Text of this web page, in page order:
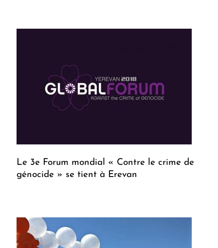
Le 3e Forum mondial « Contre le crime de
génocide » se tient à Erevan